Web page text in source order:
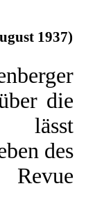
1937)
die
lässt
des